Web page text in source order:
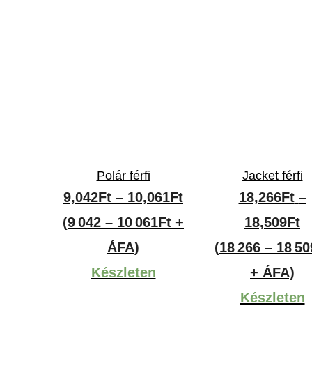
Polár férfi
9,042Ft – 10,061FtÁrtartomány:
9,042Ft
(9 042 – 10 061Ft +
ÁFA)
Készleten
Jacket férfi
18,266Ft –
18,509Ft
(18 266 – 18
+ ÁFA)
Készleten